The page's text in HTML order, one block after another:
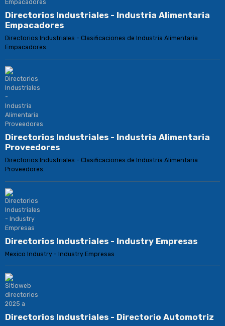
Directorios Industriales - Industria Alimentaria
Empacadores
Directorios Industriales - Clasificaciones de Industria Alimentaria
Empacadores.
Directorios Industriales - Industria Alimentaria
Proveedores
Directorios Industriales - Clasificaciones de Industria Alimentaria
Proveedores.
Directorios Industriales - Industry Empresas
Mexico Industry - Industry Empresas
Directorios Industriales - Directorio Automotriz